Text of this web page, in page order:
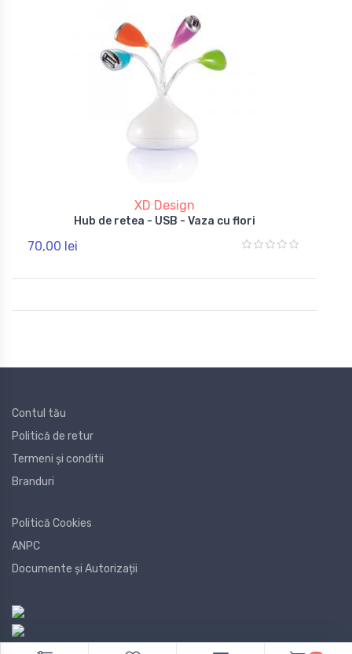
XD Design
Hub de retea - USB - Vaza cu flori
70,00 lei
Contul tău
Politică de retur
Termeni și conditii
Branduri
Politică Cookies
ANPC
Documente și Autorizații